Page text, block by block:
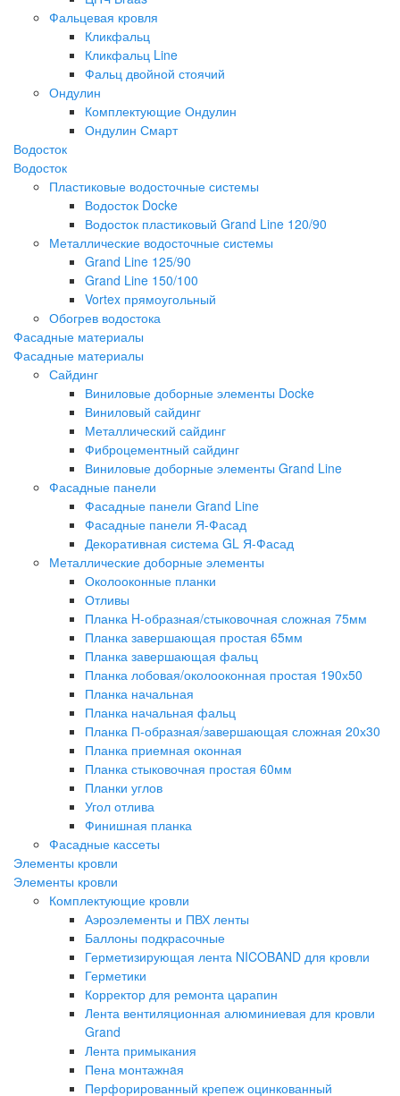
Фальцевая кровля
Кликфальц
Кликфальц Line
Фальц двойной стоячий
Ондулин
Комплектующие Ондулин
Ондулин Смарт
Водосток
Водосток
Пластиковые водосточные системы
Водосток Docke
Водосток пластиковый Grand Line 120/90
Металлические водосточные системы
Grand Line 125/90
Grand Line 150/100
Vortex прямоугольный
Обогрев водостока
Фасадные материалы
Фасадные материалы
Сайдинг
Виниловые доборные элементы Docke
Виниловый сайдинг
Металлический сайдинг
Фиброцементный сайдинг
Виниловые доборные элементы Grand Line
Фасадные панели
Фасадные панели Grand Line
Фасадные панели Я-Фасад
Декоративная система GL Я-Фасад
Металлические доборные элементы
Околооконные планки
Отливы
Планка H-образная/стыковочная сложная 75мм
Планка завершающая простая 65мм
Планка завершающая фальц
Планка лобовая/околооконная простая 190х50
Планка начальная
Планка начальная фальц
Планка П-образная/завершающая сложная 20х30
Планка приемная оконная
Планка стыковочная простая 60мм
Планки углов
Угол отлива
Финишная планка
Фасадные кассеты
Элементы кровли
Элементы кровли
Комплектующие кровли
Аэроэлементы и ПВХ ленты
Баллоны подкрасочные
Герметизирующая лента NICOBAND для кровли
Герметики
Корректор для ремонта царапин
Лента вентиляционная алюминиевая для кровли
Grand
Лента примыкания
Пена монтажнaя
Перфорированный крепеж оцинкованный